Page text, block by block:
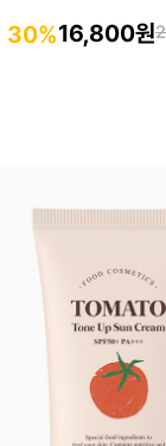
30%16,800원